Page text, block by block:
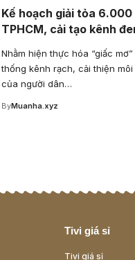
Kế hoạch giải tỏa 6.000
TPHCM, cải tạo kênh
Nhằm hiện thực hóa “giấc
thống kênh rạch, cải thiện
của người dân…
ByMuanha.xyz
Tivi giá sỉ
Tivi giá sỉ